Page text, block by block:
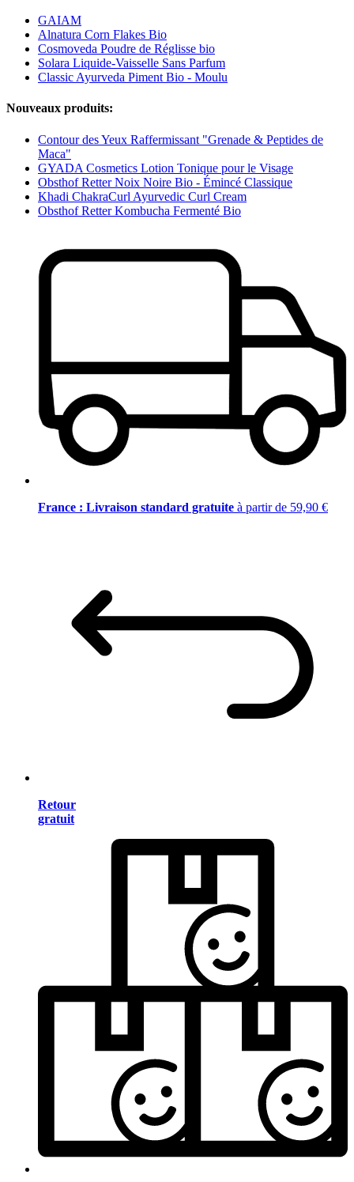
GAIAM
Alnatura Corn Flakes Bio
Cosmoveda Poudre de Réglisse bio
Solara Liquide-Vaisselle Sans Parfum
Classic Ayurveda Piment Bio - Moulu
Nouveaux produits:
Contour des Yeux Raffermissant "Grenade & Peptides de
Maca"
GYADA Cosmetics Lotion Tonique pour le Visage
Obsthof Retter Noix Noire Bio - Émincé Classique
Khadi ChakraCurl Ayurvedic Curl Cream
Obsthof Retter Kombucha Fermenté Bio
France : Livraison standard gratuite à partir de 59,90 €
Retour
gratuit